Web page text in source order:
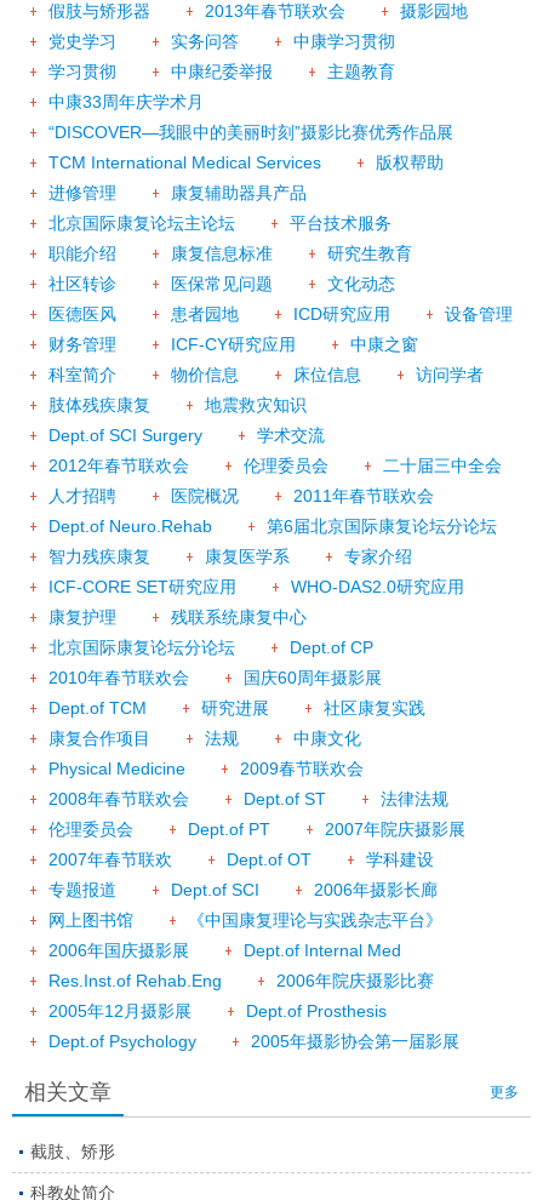
假肢与矫形器
2013年春节联欢会
摄影园地
党史学习
实务问答
中康学习贯彻
学习贯彻
中康纪委举报
主题教育
中康33周年庆学术月
“DISCOVER—我眼中的美丽时刻”摄影比赛优秀作品展
TCM International Medical Services
版权帮助
进修管理
康复辅助器具产品
北京国际康复论坛主论坛
平台技术服务
职能介绍
康复信息标准
研究生教育
社区转诊
医保常见问题
文化动态
医德医风
患者园地 ICD研究应用
设备管理
财务管理
ICF-CY研究应用
中康之窗
科室简介
物价信息 床位信息
访问学者
肢体残疾康复
地震救灾知识
Dept.of SCI Surgery
学术交流
2012年春节联欢会
伦理委员会
二十届三中全会
人才招聘
医院概况
2011年春节联欢会
Dept.of Neuro.Rehab
第6届北京国际康复论坛分论坛
智力残疾康复
康复医学系
专家介绍
ICF-CORE SET研究应用
WHO-DAS2.0研究应用
康复护理
残联系统康复中心
北京国际康复论坛分论坛
Dept.of CP
2010年春节联欢会
国庆60周年摄影展
Dept.of TCM
研究进展
社区康复实践
康复合作项目
法规
中康文化
Physical Medicine
2009春节联欢会
2008年春节联欢会
Dept.of ST
法律法规
伦理委员会
Dept.of PT
2007年院庆摄影展
2007年春节联欢
Dept.of OT
学科建设
专题报道
Dept.of SCI
2006年摄影长廊
网上图书馆
《中国康复理论与实践杂志平台》
2006年国庆摄影展
Dept.of Internal Med
Res.Inst.of Rehab.Eng
2006年院庆摄影比赛
2005年12月摄影展
Dept.of Prosthesis
Dept.of Psychology
2005年摄影协会第一届影展
更多
相关文章
截肢、矫形
科教处简介